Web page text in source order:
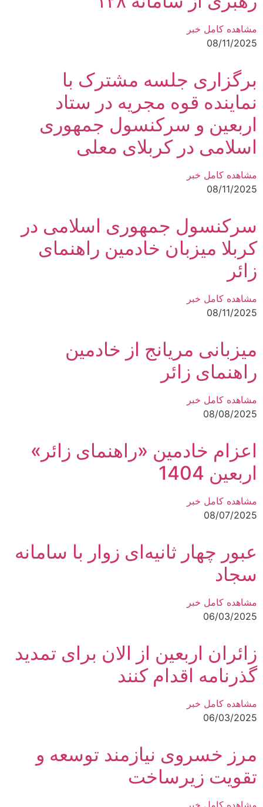
مشاهده کامل خبر
08/11/2025
برگزاری جلسه مشترک با
نماینده قوه مجریه در ستاد
اربعین و سرکنسول جمهوری
اسلامی در کربلای معلی
مشاهده کامل خبر
08/11/2025
سرکنسول جمهوری اسلامی در
کربلا میزبان خادمین راهنمای
زائر
مشاهده کامل خبر
08/11/2025
میزبانی مریانج از خادمین
راهنمای زائر
مشاهده کامل خبر
08/08/2025
اعزام خادمین «راهنمای زائر»
اربعین 1404
مشاهده کامل خبر
08/07/2025
عبور چهار ثانیه‌ای زوار با سامانه
سجاد
مشاهده کامل خبر
06/03/2025
زائران اربعین از الان برای تمدید
گذرنامه اقدام کنند
مشاهده کامل خبر
06/03/2025
مرز خسروی نیازمند توسعه و
تقویت زیرساخت‌
مشاهده کامل خبر